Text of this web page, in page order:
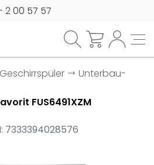
2 00 57 57
Geschirrspüler
Unterbau-
FUS6491XZM
7333394028576